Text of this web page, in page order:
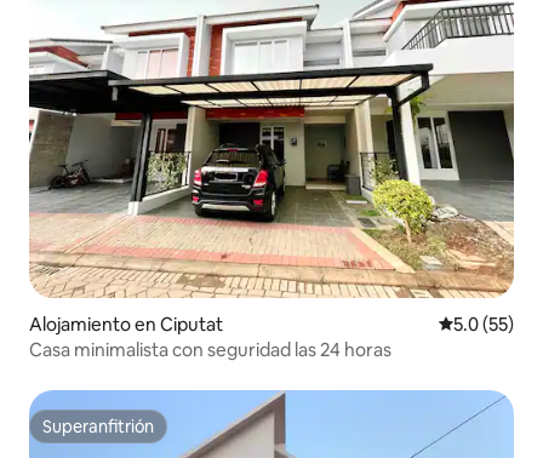
Alojamiento en Ciputat Calificación
5.0 (55)
Casa minimalista con seguridad las 24 horas
Superanfitrión
Superanfitrión